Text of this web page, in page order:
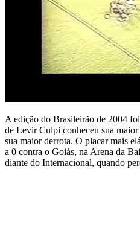
A edição do Brasileirão de 2004
de Levir Culpi conheceu sua
sua maior derrota. O placar mais
a 0 contra o Goiás, na Arena da
diante do Internacional, quando